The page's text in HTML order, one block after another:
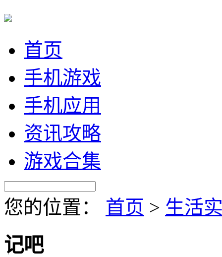
首页
手机游戏
手机应用
资讯攻略
游戏合集
您的位置： 首页 > 生活
记吧